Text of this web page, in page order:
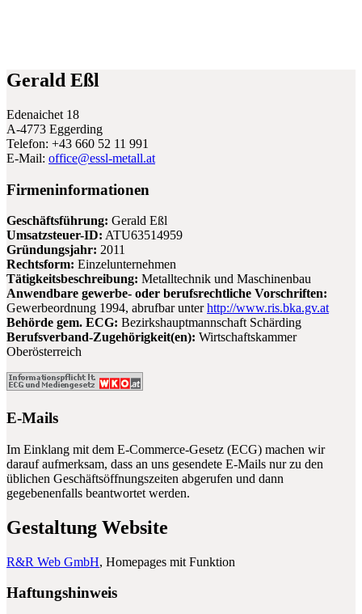
Gerald Eßl
Edenaichet 18
A-4773 Eggerding
Telefon: +43 660 52 11 991
E-Mail: office@essl-metall.at
Firmeninformationen
Geschäftsführung: Gerald Eßl
Umsatzsteuer-ID: ATU63514959
Gründungsjahr: 2011
Rechtsform: Einzelunternehmen
Tätigkeitsbeschreibung: Metalltechnik und Maschinenbau
Anwendbare gewerbe- oder berufsrechtliche Vorschriften:
Gewerbeordnung 1994, abrufbar unterhttp://www.ris.bka.gv.at
Behörde gem. ECG: Bezirkshauptmannschaft Schärding
Berufsverband-Zugehörigkeit(en): Wirtschaftskammer
Oberösterreich
E-Mails
Im Einklang mit dem E-Commerce-Gesetz (ECG) machen wir
darauf aufmerksam, dass an uns gesendete E-Mails nur zu den
üblichen Geschäftsöffnungszeiten abgerufen und dann
gegebenenfalls beantwortet werden.
Gestaltung Website
R&R Web GmbH, Homepages mit Funktion
Haftungshinweis